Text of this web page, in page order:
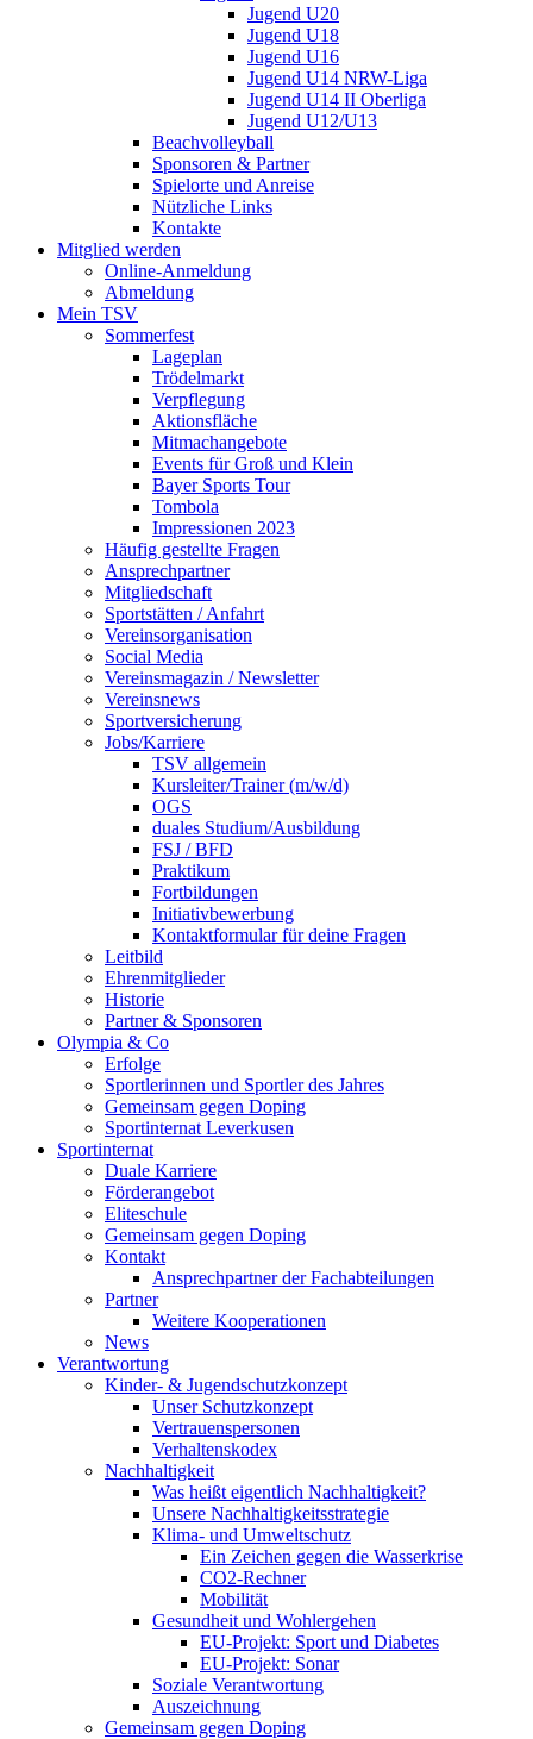
Jugend U20
Jugend U18
Jugend U16
Jugend U14 NRW-Liga
Jugend U14 II Oberliga
Jugend U12/U13
Beachvolleyball
Sponsoren & Partner
Spielorte und Anreise
Nützliche Links
Kontakte
Mitglied werden
Online-Anmeldung
Abmeldung
Mein TSV
Sommerfest
Lageplan
Trödelmarkt
Verpflegung
Aktionsfläche
Mitmachangebote
Events für Groß und Klein
Bayer Sports Tour
Tombola
Impressionen 2023
Häufig gestellte Fragen
Ansprechpartner
Mitgliedschaft
Sportstätten / Anfahrt
Vereinsorganisation
Social Media
Vereinsmagazin / Newsletter
Vereinsnews
Sportversicherung
Jobs/Karriere
TSV allgemein
Kursleiter/Trainer (m/w/d)
OGS
duales Studium/Ausbildung
FSJ / BFD
Praktikum
Fortbildungen
Initiativbewerbung
Kontaktformular für deine Fragen
Leitbild
Ehrenmitglieder
Historie
Partner & Sponsoren
Olympia & Co
Erfolge
Sportlerinnen und Sportler des Jahres
Gemeinsam gegen Doping
Sportinternat Leverkusen
Sportinternat
Duale Karriere
Förderangebot
Eliteschule
Gemeinsam gegen Doping
Kontakt
Ansprechpartner der Fachabteilungen
Partner
Weitere Kooperationen
News
Verantwortung
Kinder- & Jugendschutzkonzept
Unser Schutzkonzept
Vertrauenspersonen
Verhaltenskodex
Nachhaltigkeit
Was heißt eigentlich Nachhaltigkeit?
Unsere Nachhaltigkeitsstrategie
Klima- und Umweltschutz
Ein Zeichen gegen die Wasserkrise
CO2-Rechner
Mobilität
Gesundheit und Wohlergehen
EU-Projekt: Sport und Diabetes
EU-Projekt: Sonar
Soziale Verantwortung
Auszeichnung
Gemeinsam gegen Doping